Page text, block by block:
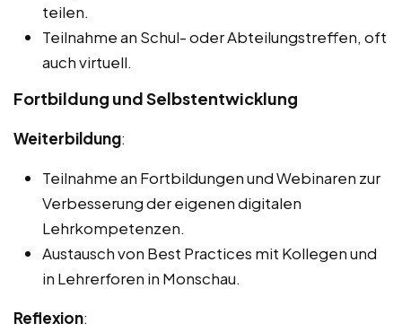
teilen.
Teilnahme an Schul- oder Abteilungstreffen, oft
auch virtuell.
Fortbildung und Selbstentwicklung
Weiterbildung:
Teilnahme an Fortbildungen und Webinaren zur
Verbesserung der eigenen digitalen
Lehrkompetenzen.
Austausch von Best Practices mit Kollegen und
in Lehrerforen in Monschau.
Reflexion: